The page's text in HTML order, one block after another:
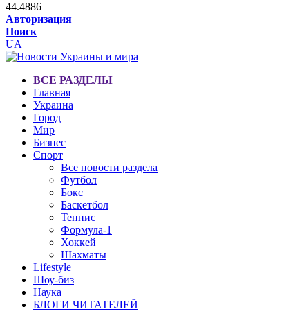
44.4886
Авторизация
Поиск
UA
ВСЕ РАЗДЕЛЫ
Главная
Украина
Город
Мир
Бизнес
Спорт
Все новости раздела
Футбол
Бокс
Баскетбол
Теннис
Формула-1
Хоккей
Шахматы
Lifestyle
Шоу-биз
Наука
БЛОГИ ЧИТАТЕЛЕЙ